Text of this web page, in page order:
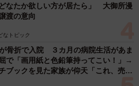
額（提供画像）
なたか欲しい方が居たら」 大御所漫
渡の意向
なトピック
骨折で入院 ３カ月の病院生活があま
で「画用紙と色鉛筆持ってこい！」→
ブックを見た家族が仰天「これ、売れ